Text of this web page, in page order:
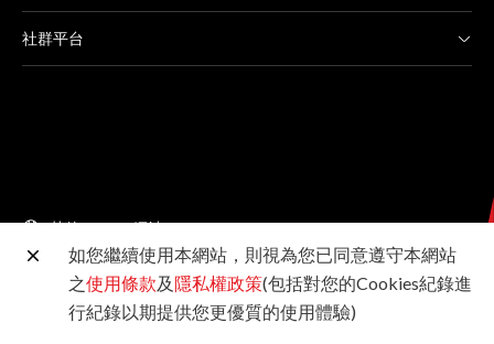
社群平台
其他 Canon 網站
台灣佳能資訊股份有限公司版權所有 未經許可不得轉載
如您繼續使用本網站，則視為您已同意遵守本網站
之使用條款及隱私權政策(包括對您的Cookies紀錄進
行紀錄以期提供您更優質的使用體驗)